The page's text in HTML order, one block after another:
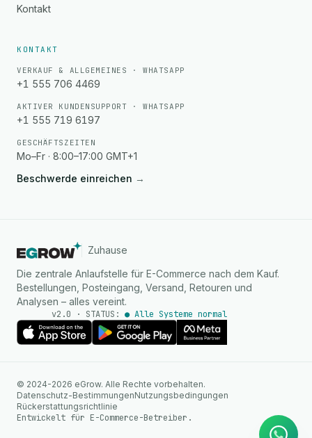
Kontakt
KONTAKT
VERKAUF & ALLGEMEINES · WHATSAPP
+1 555 706 4469
AKTIVER KUNDENSUPPORT · WHATSAPP
+1 555 719 6197
GESCHÄFTSZEITEN
Mo–Fr · 8:00–17:00 GMT+1
Beschwerde einreichen →
Zuhause
Die zentrale Anlaufstelle für E-Commerce nach dem Kauf.
Bestellungen, Posteingang, Versand, Retouren und
Analysen – alles vereint.
v2.0 · STATUS:● Alle Systeme normal
© 2024-2026 eGrow. Alle Rechte vorbehalten.
Datenschutz-BestimmungenNutzungsbedingungen
Rückerstattungsrichtlinie
Entwickelt für E-Commerce-Betreiber.
Sofortige Antworten auf
WhatsApp